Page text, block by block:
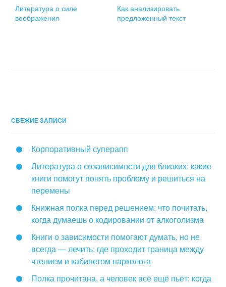
Литература о силе
воображения
Как анализировать
предложенный текст
СВЕЖИЕ ЗАПИСИ
Корпоративный суперапп
Литература о созависимости для близких: какие
книги помогут понять проблему и решиться на
перемены
Книжная полка перед решением: что почитать,
когда думаешь о кодировании от алкоголизма
Книги о зависимости помогают думать, но не
всегда — лечить: где проходит граница между
чтением и кабинетом нарколога
Полка прочитана, а человек всё ещё пьёт: когда